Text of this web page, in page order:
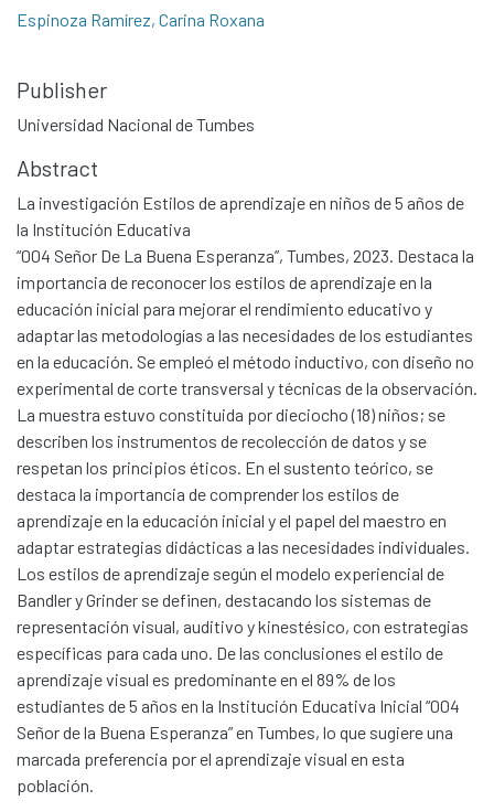
Espinoza Ramírez, Carina Roxana
Publisher
Universidad Nacional de Tumbes
Abstract
La investigación Estilos de aprendizaje en niños de 5 años de
la Institución Educativa
“004 Señor De La Buena Esperanza”, Tumbes, 2023. Destaca la
importancia de reconocer los estilos de aprendizaje en la
educación inicial para mejorar el rendimiento educativo y
adaptar las metodologías a las necesidades de los estudiantes
en la educación. Se empleó el método inductivo, con diseño no
experimental de corte transversal y técnicas de la observación.
La muestra estuvo constituida por dieciocho (18) niños; se
describen los instrumentos de recolección de datos y se
respetan los principios éticos. En el sustento teórico, se
destaca la importancia de comprender los estilos de
aprendizaje en la educación inicial y el papel del maestro en
adaptar estrategias didácticas a las necesidades individuales.
Los estilos de aprendizaje según el modelo experiencial de
Bandler y Grinder se definen, destacando los sistemas de
representación visual, auditivo y kinestésico, con estrategias
específicas para cada uno. De las conclusiones el estilo de
aprendizaje visual es predominante en el 89% de los
estudiantes de 5 años en la Institución Educativa Inicial “004
Señor de la Buena Esperanza” en Tumbes, lo que sugiere una
marcada preferencia por el aprendizaje visual en esta
población.